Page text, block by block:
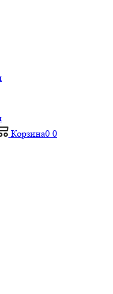
Корзина0 0